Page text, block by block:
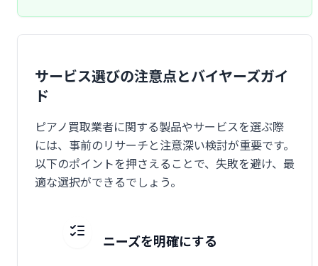
サービス選びの注意点とバイヤーズガイ
ド
ピアノ買取業者に関する製品やサービスを選ぶ際
には、事前のリサーチと注意深い検討が重要です。
以下のポイントを押さえることで、失敗を避け、最
適な選択ができるでしょう。
ニーズを明確にする